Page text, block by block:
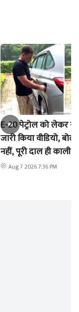
E-20 पेट्रोल को लेकर
जारी किया वीडियो,
नहीं, पूरी दाल ही काली है
Aug 7 2026 7:36 PM